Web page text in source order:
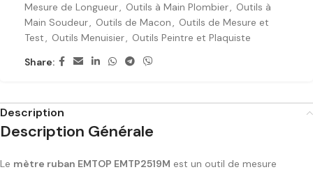
Mesure de Longueur, Outils à Main Plombier, Outils à
Main Soudeur, Outils de Macon, Outils de Mesure et
Test, Outils Menuisier, Outils Peintre et Plaquiste
Share:
Description
Description Générale
Le mètre ruban EMTOP EMTP2519M est un outil de mesure